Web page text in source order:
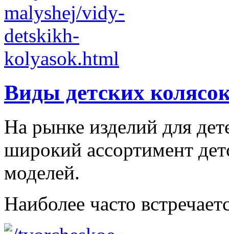
Виды детских
На рынке изделий для
широкий ассортимент
моделей.
Наиболее часто